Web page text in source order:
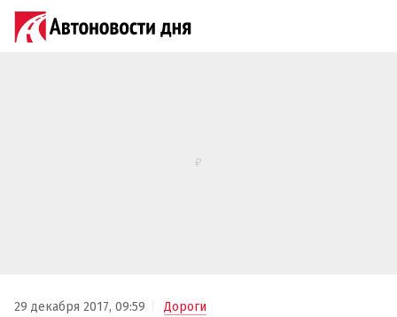
29 декабря 2017, 09:59 Дороги